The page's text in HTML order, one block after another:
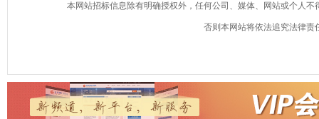
本网站招标信息除有明确授权外，任何公司、媒体、网站或个人
否则本网站将依法追究法律责